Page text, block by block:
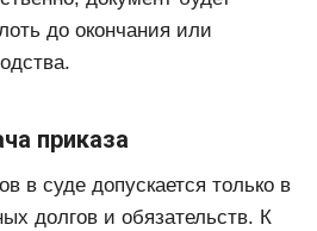
до окончания или
приказа
в суде допускается только в
долгов и обязательств. К